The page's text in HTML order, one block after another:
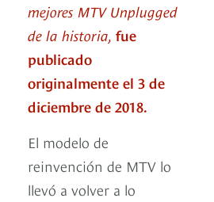
mejores MTV Unplugged
de la historia, fue
publicado
originalmente el 3 de
diciembre de 2018.
El modelo de
reinvención de MTV lo
llevó a volver a lo